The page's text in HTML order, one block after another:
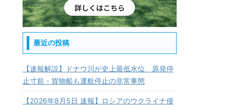
最近の投稿
【速報解説】ドナウ川が史上最低水位 原発停
止寸前・貨物船も運航停止の非常事態
【2026年8月5日 速報】ロシアのウクライナ侵